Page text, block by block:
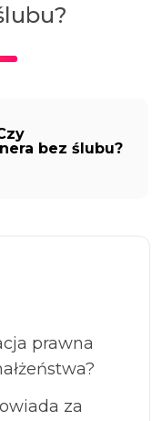
bez ślubu?
prawna
za